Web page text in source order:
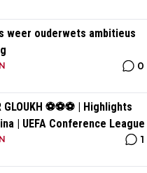
weer ouderwets ambitieus
0
GLOUKH ⚽️⚽️⚽️ | Highlights
| UEFA Conference League
1